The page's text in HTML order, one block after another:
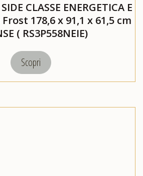
CLASSE ENERGETICA E
178,6 x 91,1 x 61,5 cm
( RS3P558NEIE)
Scopri